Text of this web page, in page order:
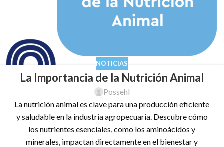
NOTICIAS
La Importancia de la Nutrición Animal
Possehl
La nutrición animal es clave para una producción eficiente
y saludable en la industria agropecuaria. Descubre cómo
los nutrientes esenciales, como los aminoácidos y
minerales, impactan directamente en el bienestar y